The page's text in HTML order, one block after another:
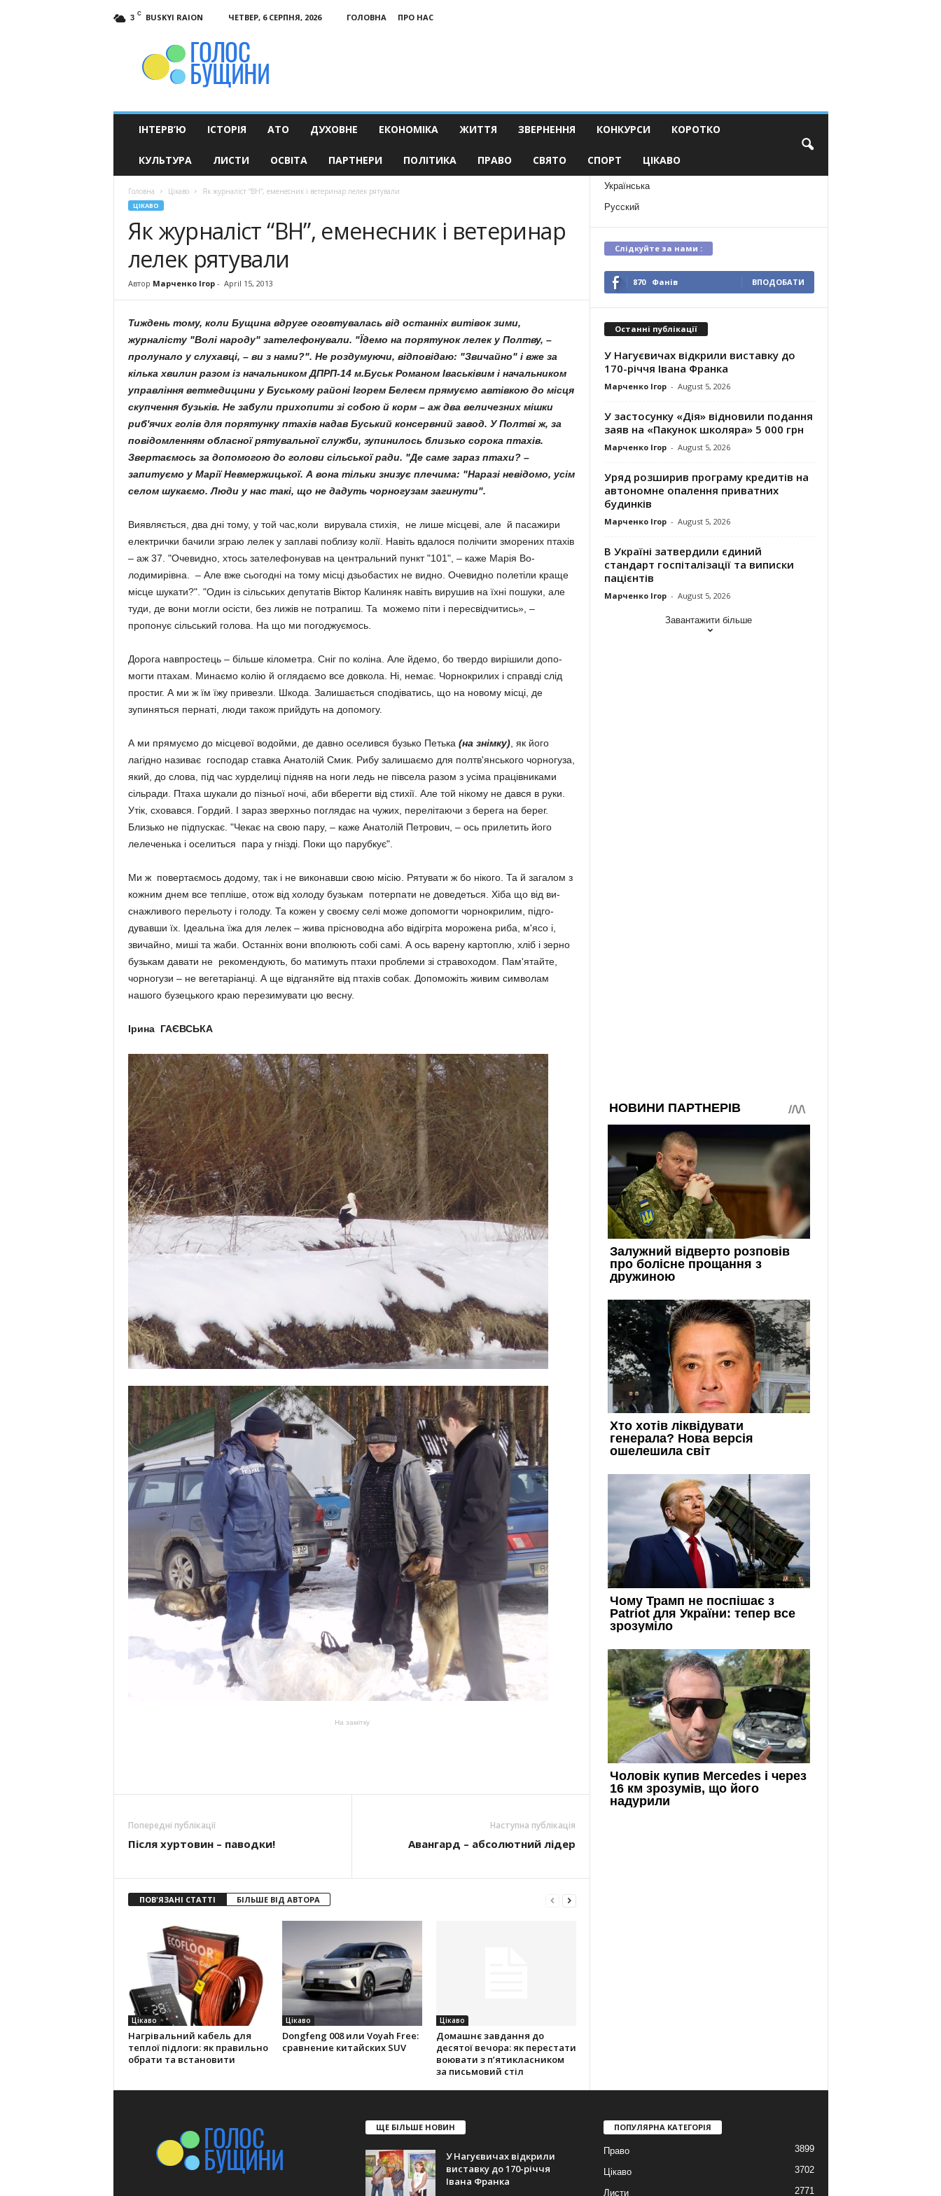
3 C BUSKYI RAION ЧЕТВЕР, 6 СЕРПНЯ, 2026 ГОЛОВНА
ПРО НАС
ІНТЕРВ’Ю ІСТОРІЯ АТО ДУХОВНЕ ЕКОНОМІКА ЖИТТЯ ЗВЕРНЕННЯ КОНКУРСИ КОРОТКО
КУЛЬТУРА ЛИСТИ ОСВІТА ПАРТНЕРИ ПОЛІТИКА ПРАВО СВЯТО СПОРТ ЦІКАВО
Головна Цікаво Як журналіст “ВН”, еменесник і ветеринар лелек рятували
ЦІКАВО
Як журналіст “ВН”, еменесник і ветеринар
лелек рятували
Автор Марченко Ігор- April 15, 2013
Тиждень тому, коли Бущина вдруге оговтувалась від останніх витівок зими,
журналісту "Волі народу" зателефонували. "Їдемо на порятунок лелек у Полтву, –
пролунало у слухавці, – ви з нами?". Не роздумуючи, відповідаю: "Звичайно" і вже за
кілька хвилин разом із начальником ДПРП-14 м.Буськ Романом Іваськівим і начальником
управління ветмедицини у Буському районі Ігорем Белеєм прямуємо автівкою до місця
скупчення бузьків. Не забули прихопити зі собою й корм – аж два величезних мішки
риб'ячих голів для порятунку птахів надав Буський консервний завод. У Полтві ж, за
повідомленням обласної рятувальної служби, зупинилось близько сорока птахів.
Звертаємось за допомогою до голови сільської ради. "Де саме зараз птахи? –
запитуємо у Марії Невмержицької. А вона тільки знизує плечима: "Наразі невідомо, усім
селом шукаємо. Люди у нас такі, що не дадуть чорногузам загинути".
Виявляється, два дні тому, у той час,коли вирувала стихія, не ли­ше місцеві, але й пасажири
елек­трички бачили зграю лелек у заплаві поблизу колії. Навіть вдалося полічити зморених птахів
– аж 37. "Очевидно, хтось зателе­фонував на цент­раль­ний пункт "101", – каже Марія Во­
лодимирівна. – Але вже сьогодні на тому місці дзьобастих не видно. Очевидно полетіли краще
місце шукати?". "Один із сільських де­путатів Віктор Калиняк навіть вирушив на їхні пошуки, але
туди, де вони могли осісти, без лижів не по­трапиш. Та можемо піти і пересвід­читись», –
пропонує сільський голова. На що ми погоджуємось.
Дорога навпростець – більше кілометра. Сніг по коліна. Але йдемо, бо твердо вирішили допо­
могти птахам. Минаємо колію й оглядаємо все довкола. Ні, немає. Чорно­кри­лих і справді слід
простиг. А ми ж їм їжу привезли. Шкода. Залишається сподіватись, що на новому місці, де
зупиняться пер­наті, люди також прийдуть на допомогу.
А ми прямуємо до місцевої водойми, де давно оселився бузько Петька (на знімку), як його
лагідно називає господар ставка Анатолій Смик. Рибу залишаємо для полт­в'янського чорногуза,
який, до слова, під час хурделиці підняв на ноги ледь не півсела разом з усіма праців­никами
сільради. Птаха шукали до пізньої ночі, аби вберегти від стихії. Але той нікому не дався в руки.
Утік, сховався. Гордий. І зараз зверхньо поглядає на чужих, перелітаючи з берега на берег.
Близько не під­пускає. "Чекає на свою пару, – каже Анатолій Петрович, – ось прилетить його
лелеченька і оселиться пара у гнізді. Поки що парубкує".
Ми ж повер­таємось додому, так і не виконавши свою місію. Рятувати ж бо нікого. Та й загалом з
кожним днем все тепліше, отож від холоду бузькам потерпати не доведеться. Хіба що від ви­
снажливого перельоту і голоду. Та кожен у своєму селі мо­же до­по­могти чорнокрилим, підго­
дувавши їх. Ідеальна їжа для лелек – жива прісноводна або відігріта морожена риба, м'ясо і,
звичайно, миші та жаби. Останніх вони впо­люють собі самі. А ось варену кар­топлю, хліб і зерно
бузькам давати не рекомендують, бо матимуть птахи проблеми зі стравоходом. Пам'ятайте,
чор­но­гузи – не веге­таріанці. А ще відганяйте від птахів собак. Допо­можіть живим сим­волам
нашого бузецького краю перезимувати цю весну.
Ірина ГАЄВСЬКА
На замітку
Попередні публікації
Після хуртовин – паводки!
Наступна публікація
Авангард – абсолютний лідер
ПОВ'ЯЗАНІ СТАТТІ БІЛЬШЕ ВІД АВТОРА
Цікаво
Нагрівальний кабель для
теплої підлоги: як правильно
обрати та встановити
Цікаво
Dongfeng 008 или Voyah Free:
сравнение китайских SUV
Цікаво
Домашнє завдання до
десятої вечора: як перестати
воювати з п’ятикласником
за письмовий стіл
Українська
Русский
Слідкуйте за нами :
870 Фанів ВПОДОБАТИ
Останні публікації
У Нагуєвичах відкрили виставку до
170-річчя Івана Франка
Марченко Ігор - August 5, 2026
У застосунку «Дія» відновили подання
заяв на «Пакунок школяра» 5 000 грн
Марченко Ігор - August 5, 2026
Уряд розширив програму кредитів на
автономне опалення приватних
будинків
Марченко Ігор - August 5, 2026
В Україні затвердили єдиний
стандарт госпіталізації та виписки
пацієнтів
Марченко Ігор - August 5, 2026
Завантажити більше
ЩЕ БІЛЬШЕ НОВИН
У Нагуєвичах відкрили
виставку до 170-річчя
Івана Франка
ПОПУЛЯРНА КАТЕГОРІЯ
Право 3899
Цікаво 3702
Листи 2771